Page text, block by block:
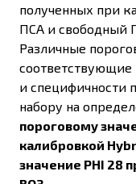
полученных при
ПСА и свободный
Различные
соответствующие
и специфичности
набору на
пороговому
калибровкой
значение PHI 28